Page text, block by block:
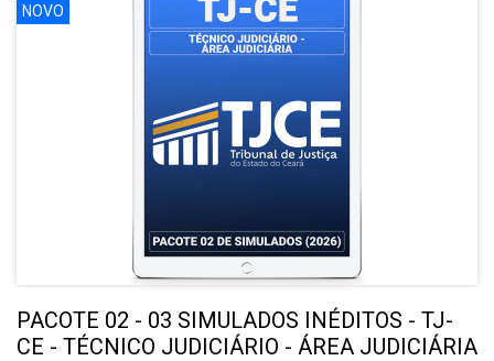
NOVO
PACOTE 02 - 03 SIMULADOS INÉDITOS - TJ-
CE - TÉCNICO JUDICIÁRIO - ÁREA JUDICIÁRIA